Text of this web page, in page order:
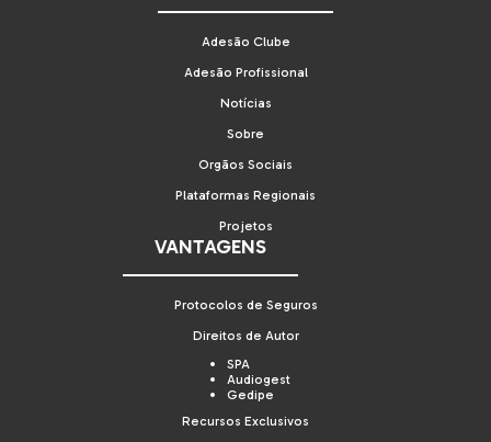
Adesão Clube
Adesão Profissional
Notícias
Sobre
Orgãos Sociais
Plataformas Regionais
Projetos
VANTAGENS
Protocolos de Seguros
Direitos de Autor
SPA
Audiogest
Gedipe
Recursos Exclusivos